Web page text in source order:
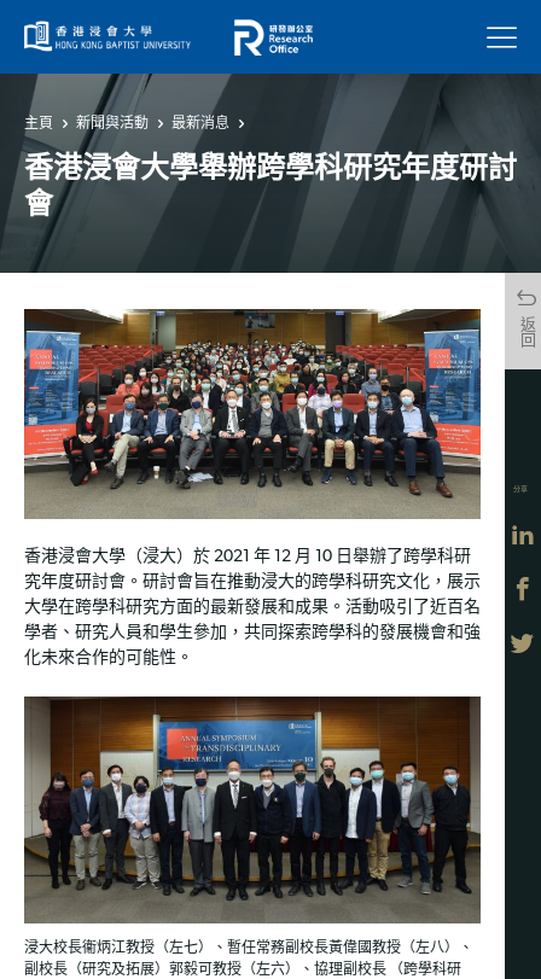
菜單
主頁 新聞與活動 最新消息
香港浸會大學舉辦跨學科研究年度研討
會
返回
香港浸會大學（浸大）於 2021 年 12 月 10 日舉辦了跨學科研
究年度研討會。研討會旨在推動浸大的跨學科研究文化，展示
大學在跨學科研究方面的最新發展和成果。活動吸引了近百名
學者、研究人員和學生參加，共同探索跨學科的發展機會和強
化未來合作的可能性。
浸大校長衞炳江教授（左七）、暫任常務副校長黃偉國教授（左八）、
副校長（研究及拓展）郭毅可教授（左六）、協理副校長 （跨學科研
分享